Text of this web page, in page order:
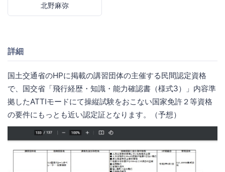
北野麻弥
詳細
国土交通省のHPに掲載の講習団体の主催する民間認定資格
で、国交省「飛行経歴・知識・能力確認書（様式3）」内容準
拠したATTIモードにて操縦試験をおこない国家免許２等資格
の要件にもっとも近い認定証となります。（予想）